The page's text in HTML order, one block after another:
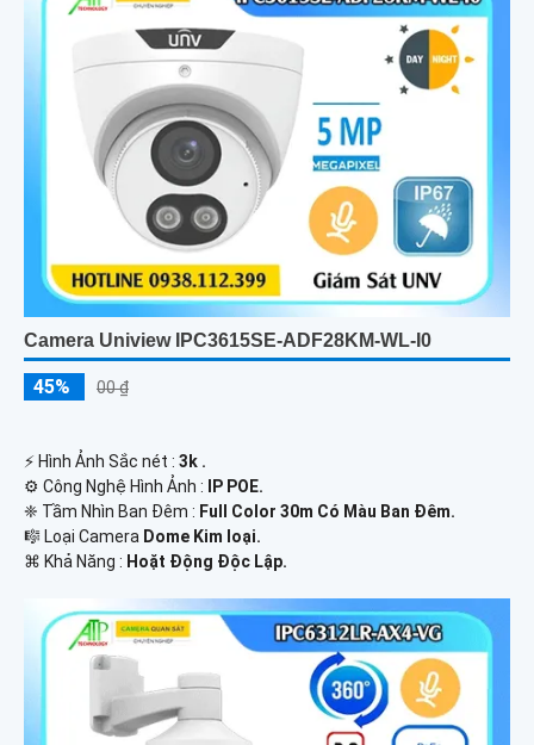
Camera Uniview IPC3615SE-ADF28KM-WL-I0
45% 00 ₫
️⚡ Hình Ảnh Sắc nét : 3k .
⚙ Công Nghệ Hình Ảnh : IP POE.
❈ Tầm Nhìn Ban Đêm : Full Color 30m Có Màu Ban Ðêm.
🎼️ Loại Camera Dome Kim loại.
️⌘ Khả Năng : Hoặt Động Độc Lập.